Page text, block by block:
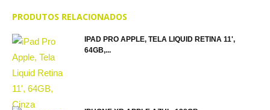
PRODUTOS RELACIONADOS
IPAD PRO APPLE, TELA LIQUID RETINA 11',
64GB,...